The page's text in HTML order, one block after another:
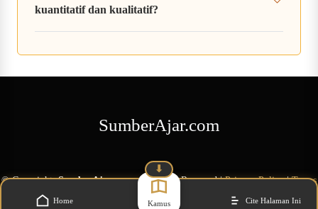
kuantitatif dan kualitatif?
SumberAjar.com
©Copyright SumberAjar.com All Rights Reserved|Privacy Policy|Terms
of Service
⬇
Home Kamus Cite Halaman Ini